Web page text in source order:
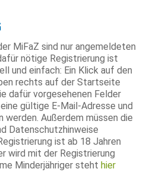
MiFaZ sind nur angemeldeten
nötige Registrierung ist
und einfach: Ein Klick auf den
rechts auf der Startseite
dafür vorgesehenen Felder
gültige E-Mail-Adresse und
Außerdem müssen die
Datenschutzhinweise
ist ab 18 Jahren
wird mit der Registrierung
Minderjähriger steht hier